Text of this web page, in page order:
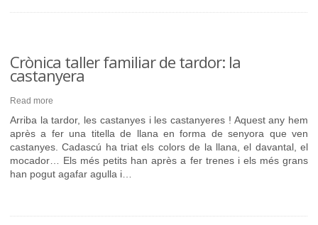
Crònica taller familiar de tardor: la
castanyera
Read more
Arriba la tardor, les castanyes i les castanyeres ! Aquest any hem
après a fer una titella de llana en forma de senyora que ven
castanyes. Cadascú ha triat els colors de la llana, el davantal, el
mocador… Els més petits han après a fer trenes i els més grans
han pogut agafar agulla i…